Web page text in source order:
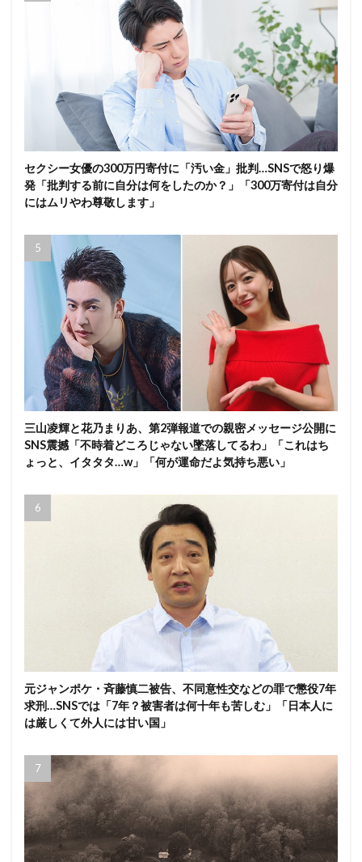
セクシー女優の300万円寄付に「汚い金」批判…SNSで怒り爆
発「批判する前に自分は何をしたのか？」「300万寄付は自分
にはムリやわ尊敬します」
三山凌輝と花乃まりあ、第2弾報道での親密メッセージ公開に
SNS震撼「不時着どころじゃない墜落してるわ」「これはち
ょっと、イタタタ…w」「何が運命だよ気持ち悪い」
元ジャンポケ・斉藤慎二被告、不同意性交などの罪で懲役7年
求刑…SNSでは「7年？被害者は何十年も苦しむ」「日本人に
は厳しくて外人には甘い国」